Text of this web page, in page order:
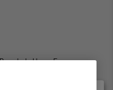
de la Haye, Espace